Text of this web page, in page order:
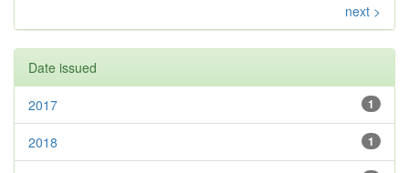
next >
Date issued
1
2017
1
2018